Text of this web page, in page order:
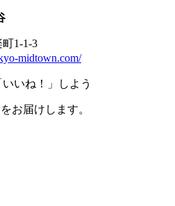
1-1-3
midtown.com/
いね！」しよう
お届けします。